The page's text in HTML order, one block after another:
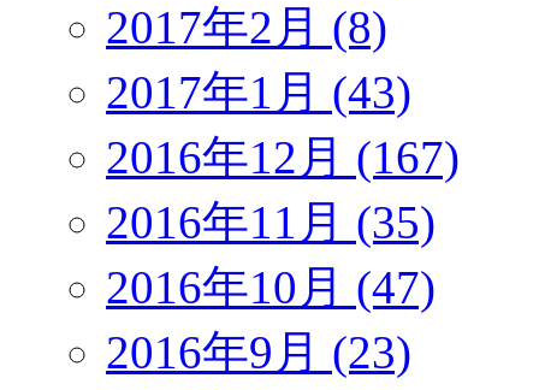
2017年2月 (8)
2017年1月 (43)
2016年12月 (167)
2016年11月 (35)
2016年10月 (47)
2016年9月 (23)